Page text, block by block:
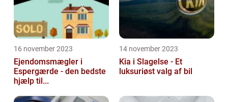
16 november 2023
Ejendomsmægler i
Espergærde - den bedste
hjælp til...
14 november 2023
Kia i Slagelse - Et
luksuriøst valg af bil